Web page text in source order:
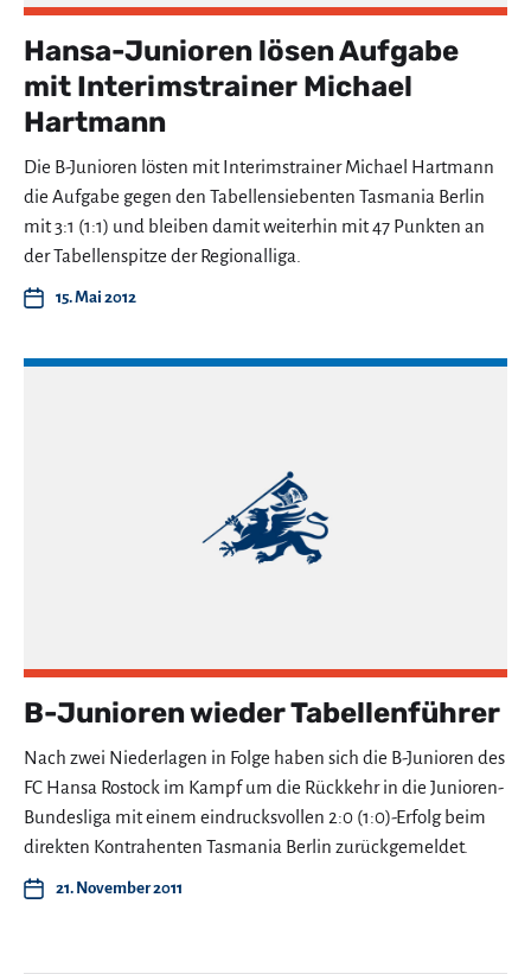
Hansa-Junioren lösen Aufgabe
mit Interimstrainer Michael
Hartmann
Die B-Junioren lösten mit Interimstrainer Michael Hartmann
die Aufgabe gegen den Tabellensiebenten Tasmania Berlin
mit 3:1 (1:1) und bleiben damit weiterhin mit 47 Punkten an
der Tabellenspitze der Regionalliga.
15. Mai 2012
B-Junioren wieder Tabellenführer
Nach zwei Niederlagen in Folge haben sich die B-Junioren des
FC Hansa Rostock im Kampf um die Rückkehr in die Junioren-
Bundesliga mit einem eindrucksvollen 2:0 (1:0)-Erfolg beim
direkten Kontrahenten Tasmania Berlin zurückgemeldet.
21. November 2011